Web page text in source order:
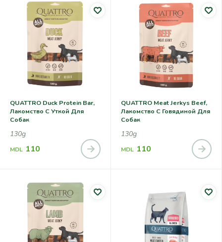
QUATTRO Duck Protein Bar,
Лакомство С Уткой Для
Собак
130g
MDL 110
QUATTRO Meat Jerkys Beef,
Лакомство С Говядиной Для
Собак
130g
MDL 110